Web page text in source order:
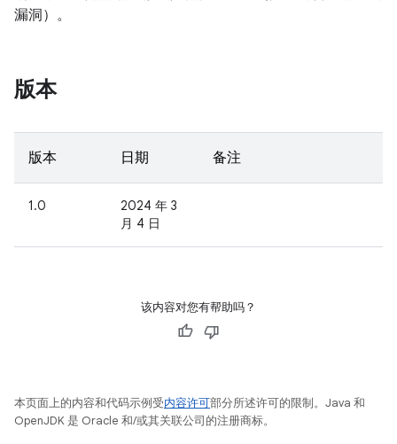
漏洞）。
版本
版本 日期 备注
1.0
2024 年 3
月 4 日
该内容对您有帮助吗？
本页面上的内容和代码示例受内容许可部分所述许可的限制。Java 和
OpenJDK 是 Oracle 和/或其关联公司的注册商标。